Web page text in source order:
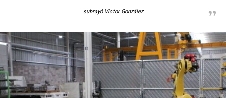
subrayó Víctor González